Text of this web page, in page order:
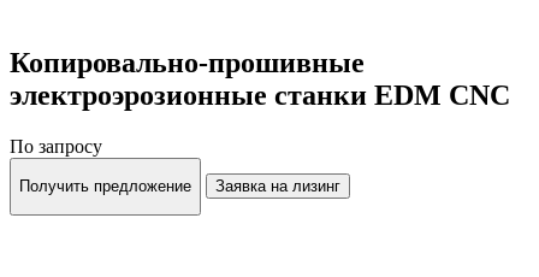
Копировально-прошивные
электроэрозионные станки EDM CNC
По запросу
Получить предложение Заявка на лизинг